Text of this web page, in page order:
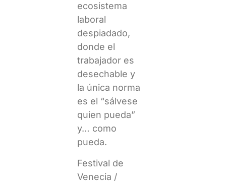
ecosistema
laboral
despiadado,
donde el
trabajador es
desechable y
la única norma
es el “sálvese
quien pueda”
y… como
pueda.
Festival de
Venecia /